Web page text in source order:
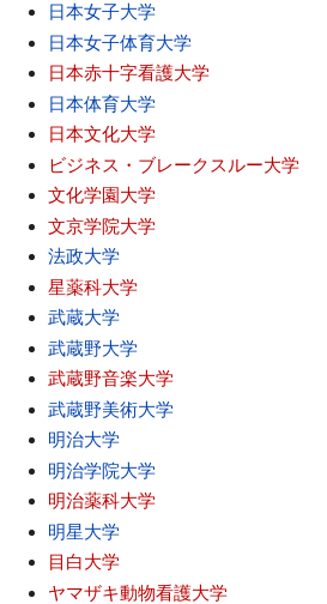
日本女子大学
日本女子体育大学
日本赤十字看護大学
日本体育大学
日本文化大学
ビジネス・ブレークスルー大学
文化学園大学
文京学院大学
法政大学
星薬科大学
武蔵大学
武蔵野大学
武蔵野音楽大学
武蔵野美術大学
明治大学
明治学院大学
明治薬科大学
明星大学
目白大学
ヤマザキ動物看護大学